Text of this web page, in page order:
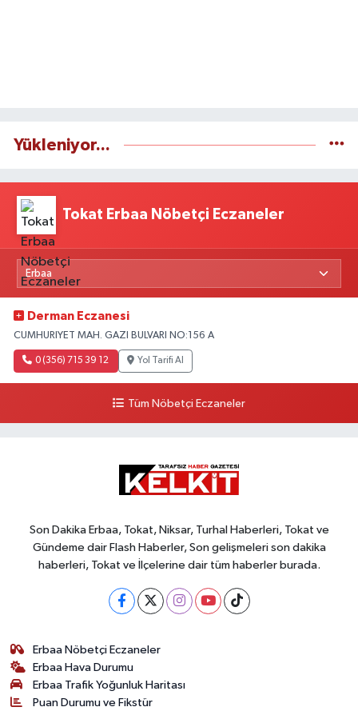
Yükleniyor...
Tokat Erbaa Nöbetçi Eczaneler
Derman Eczanesi
CUMHURIYET MAH. GAZI BULVARI NO:156 A
0 (356) 715 39 12 Yol Tarifi Al
Tüm Nöbetçi Eczaneler
Son Dakika Erbaa, Tokat, Niksar, Turhal Haberleri, Tokat ve
Gündeme dair Flash Haberler, Son gelişmeleri son dakika
haberleri, Tokat ve İlçelerine dair tüm haberler burada.
Erbaa Nöbetçi Eczaneler
Erbaa Hava Durumu
Erbaa Trafik Yoğunluk Haritası
Puan Durumu ve Fikstür